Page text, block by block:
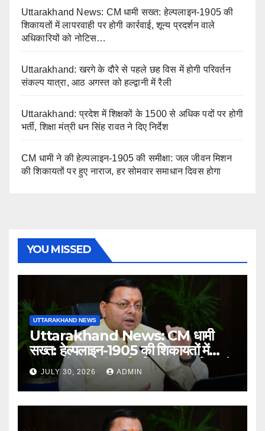
Uttarakhand News: CM धामी सख्त: हेल्पलाइन-1905 की
शिकायतों में लापरवाही पर होगी कार्रवाई, शून्य प्रदर्शन वाले
अधिकारियों को नोटिस…
Uttarakhand: खरगे के दौरे से पहले छह विस में होगी परिवर्तन
संकल्प यात्रा, आठ अगस्त को हल्द्वानी में रैली
Uttarakhand: प्रदेश में शिक्षकों के 1500 से अधिक पदों पर होगी
भर्ती, शिक्षा मंत्री धन सिंह रावत ने दिए निर्देश
CM धामी ने की हेल्पलाइन-1905 की समीक्षा: जल जीवन मिशन
की शिकायतों पर हुए नाराज, हर सोमवार समाधान दिवस होगा
YOU MISSED
UTTARAKHAND NEWS
Uttarakhand News: CM धामी
सख्त: हेल्पलाइन-1905 की शिकायतों में
लापरवाही पर होगी कार्रवाई, शून्य प्रदर्शन वाले
अधिकारियों को नोटिस…
JULY 30, 2026 ADMIN